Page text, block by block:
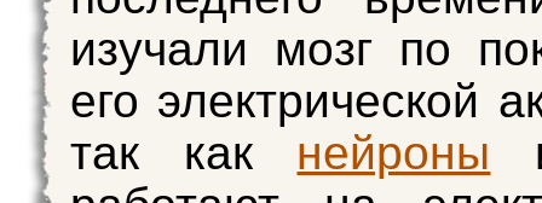
изучали мозг по
его электрической
так как нейроны